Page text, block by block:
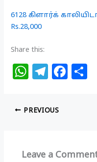
6128 கிளார்க்
Rs.28,000
Share this:
W
at
s
p
T
e
g
m
F
o
PREVIOUS
Leave a